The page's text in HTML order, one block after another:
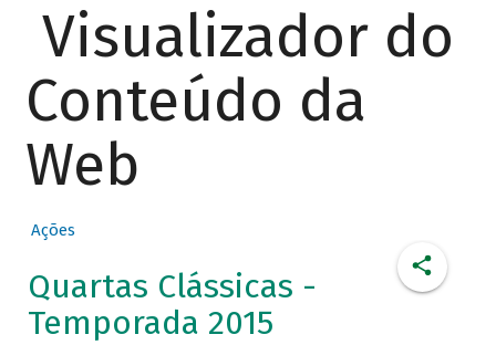
Visualizador do
Conteúdo da
Web
Ações
Quartas Clássicas -
Temporada 2015